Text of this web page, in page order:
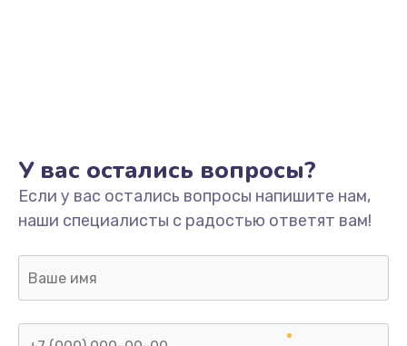
У вас остались вопросы?
Если у вас остались вопросы напишите нам,
наши специалисты с радостью ответят вам!